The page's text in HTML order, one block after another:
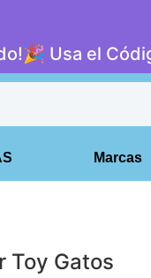
Usa el
Marcas
Toy Gatos